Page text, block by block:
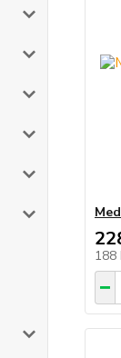
188